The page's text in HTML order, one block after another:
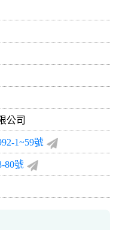
公司
1~59號
80號